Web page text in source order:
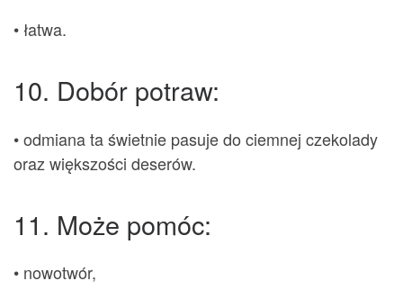
• łatwa.
10. Dobór potraw:
• odmiana ta świetnie pasuje do ciemnej czekolady
oraz większości deserów.
11. Może pomóc:
• nowotwór,